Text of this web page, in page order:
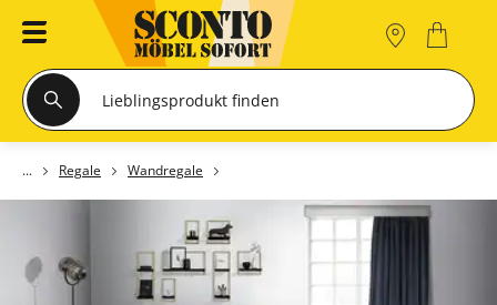
Regale Wandregale